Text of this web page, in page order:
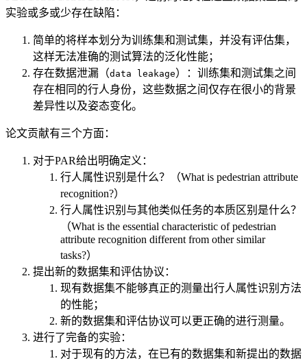
实验或多或少存在缺陷：
简单的将样本划分为训练集和测试集，并没有评估集，
这样无法准确的测试算法的泛化性能；
存在数据泄漏（data leakage）：训练集和测试集之间
存在相同的行人身份，这些数据之间仅存在很小的背景
差异性以及姿态变化。
论文贡献有三个方面：
对于PAR给出明确定义：
行人属性识别是什么？（What is pedestrian attribute
recognition?）
行人属性识别与其他类似任务的本质区别是什么？
（What is the essential characteristic of pedestrian
attribute recognition different from other similar
tasks?）
提出新的数据集和评估协议：
现有数据集不能够真正的测量出行人属性识别方法
的性能；
新的数据集和评估协议可以更正确的进行测量。
进行了完备的实验：
对于现有的方法，在已有的数据集和新提出的数据